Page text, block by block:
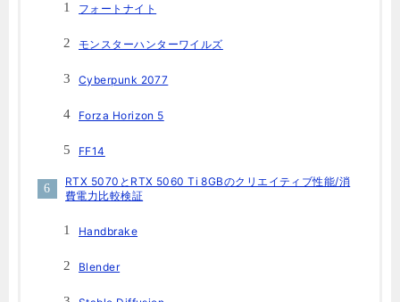
フォートナイト
モンスターハンターワイルズ
Cyberpunk 2077
Forza Horizon 5
FF14
RTX 5070とRTX 5060 Ti 8GBのクリエイティブ性能/消
費電力比較検証
Handbrake
Blender